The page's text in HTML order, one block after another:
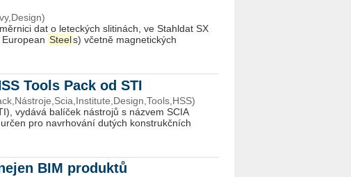
dat o leteckých slitinách, ve Stahldat SX
Steels) včetně magnetických
Tools Pack od STI
vydává balíček nástrojů s názvem SCIA
pro navrhování dutých konstrukčních
BIM produktů